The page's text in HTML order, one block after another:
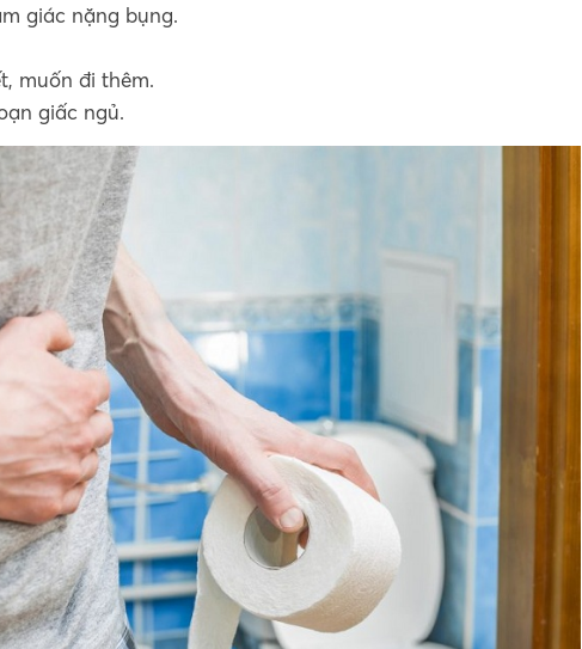
giác nặng bụng.
muốn đi thêm.
giấc ngủ.